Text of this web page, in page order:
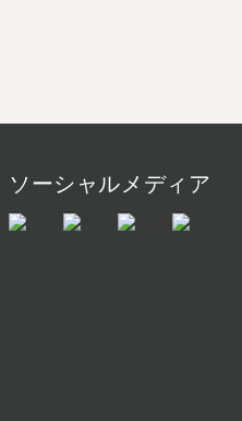
ソーシャルメディア